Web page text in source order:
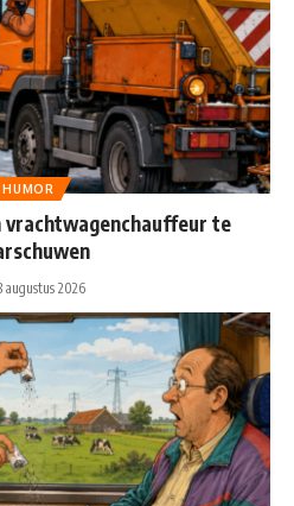
HUMOR
vrachtwagenchauffeur te
augustus 2026